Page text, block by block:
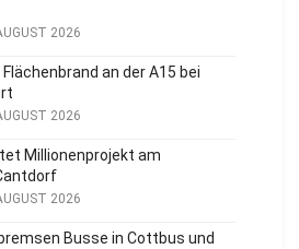
2026
an der A15 bei
2026
Millionenprojekt am
2026
Busse in Cottbus und